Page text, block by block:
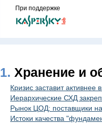
При поддержке
1. Хранение и
Кризис заставит
Иерархические СХД
Рынок ЦОД: поставщики
Истоки качества